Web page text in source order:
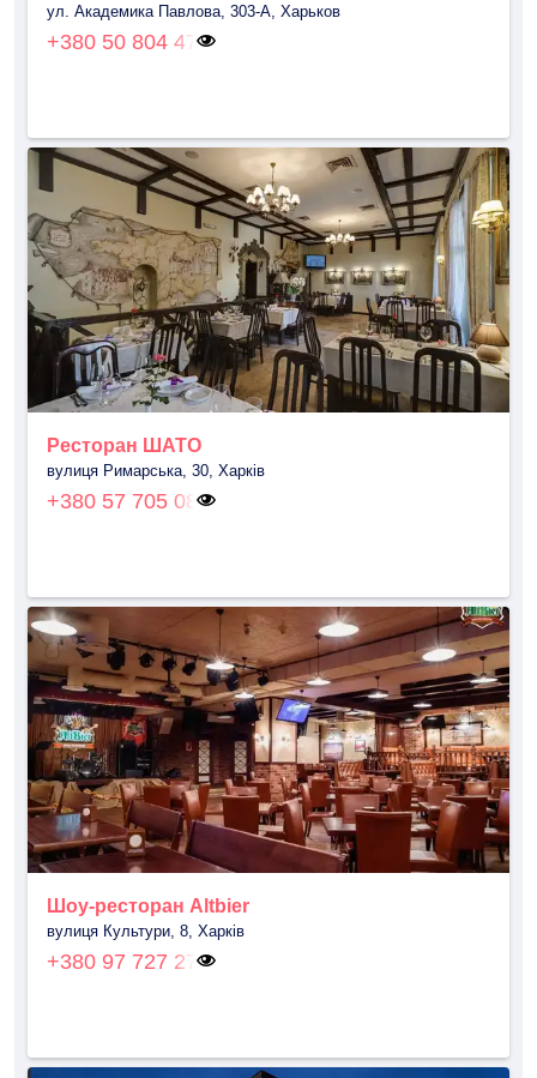
ул. Академика Павлова, 303-А, Харьков
+380 50 804 47
Ресторан ШАТО
вулиця Римарська, 30, Харків
+380 57 705 08
Шоу-ресторан Altbier
вулиця Культури, 8, Харків
+380 97 727 27